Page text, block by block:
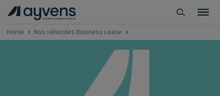
Home Nos véhicules Business Lease